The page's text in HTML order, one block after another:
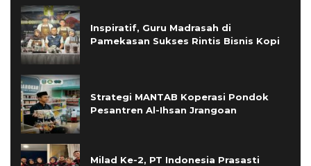
Inspiratif, Guru Madrasah di
Pamekasan Sukses Rintis Bisnis Kopi
Strategi MANTAB Koperasi Pondok
Pesantren Al-Ihsan Jrangoan
Milad Ke-2, PT Indonesia Prasasti